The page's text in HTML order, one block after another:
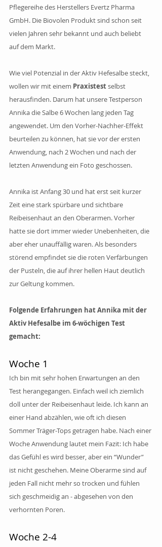
Pflegereihe des Herstellers Evertz Pharma
GmbH. Die Biovolen Produkt sind schon seit
vielen Jahren sehr bekannt und auch beliebt
auf dem Markt.
Wie viel Potenzial in der Aktiv Hefesalbe steckt,
wollen wir mit einem Praxistest selbst
herausfinden. Darum hat unsere Testperson
Annika die Salbe 6 Wochen lang jeden Tag
angewendet. Um den Vorher-Nachher-Effekt
beurteilen zu können, hat sie vor der ersten
Anwendung, nach 2 Wochen und nach der
letzten Anwendung ein Foto geschossen.
Annika ist Anfang 30 und hat erst seit kurzer
Zeit eine stark spürbare und sichtbare
Reibeisenhaut an den Oberarmen. Vorher
hatte sie dort immer wieder Unebenheiten, die
aber eher unauffällig waren. Als besonders
störend empfindet sie die roten Verfärbungen
der Pusteln, die auf ihrer hellen Haut deutlich
zur Geltung kommen.
Folgende Erfahrungen hat Annika mit der
Aktiv Hefesalbe im 6-wöchigen Test
gemacht:
Woche 1
Ich bin mit sehr hohen Erwartungen an den
Test herangegangen. Einfach weil ich ziemlich
doll unter der Reibeisenhaut leide. Ich kann an
einer Hand abzählen, wie oft ich diesen
Sommer Träger-Tops getragen habe. Nach einer
Woche Anwendung lautet mein Fazit: Ich habe
das Gefühl es wird besser, aber ein “Wunder”
ist nicht geschehen. Meine Oberarme sind auf
jeden Fall nicht mehr so trocken und fühlen
sich geschmeidig an - abgesehen von den
verhornten Poren.
Woche 2-4